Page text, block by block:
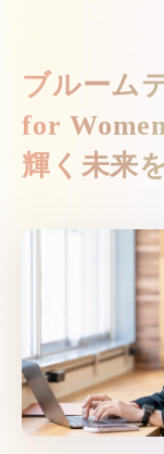
ブルーム
for
輝く未来